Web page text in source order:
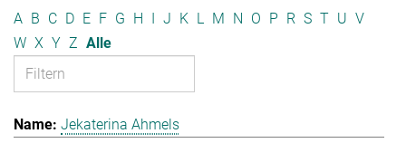
A B C D E F G H I J K L M N O P R S T U V
W X Y Z Alle
Jekaterina Ahmels